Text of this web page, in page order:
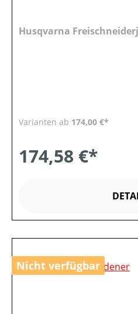
Husqvarna
Varianten ab 174,00 €*
174,58 €*
Nicht verfügbar